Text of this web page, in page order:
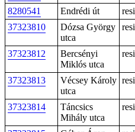
8280541
Endrédi út
37323810
Dózsa György
utca
37323812
Bercsényi
Miklós utca
37323813
Vécsey Károly
utca
37323814
Táncsics
Mihály utca